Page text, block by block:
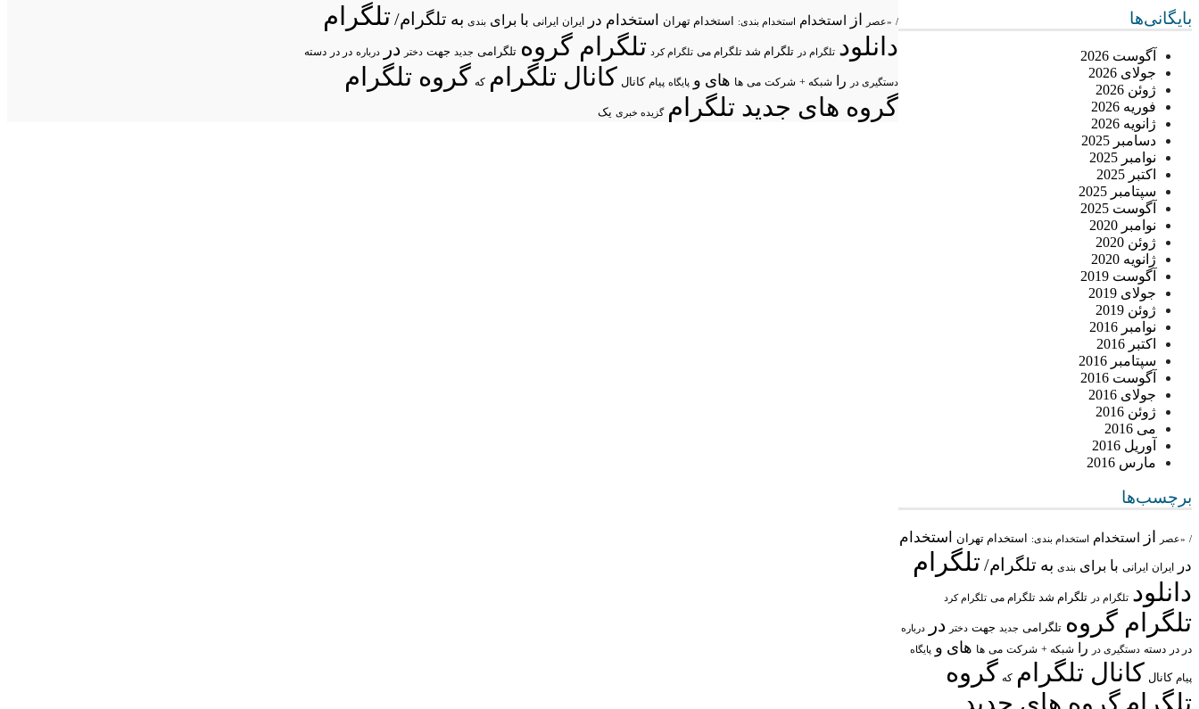
بایگانی‌ها
آگوست 2026
جولای 2026
ژوئن 2026
فوریه 2026
ژانویه 2026
دسامبر 2025
نوامبر 2025
اکتبر 2025
سپتامبر 2025
آگوست 2025
نوامبر 2020
ژوئن 2020
ژانویه 2020
آگوست 2019
جولای 2019
ژوئن 2019
نوامبر 2016
اکتبر 2016
سپتامبر 2016
آگوست 2016
جولای 2016
ژوئن 2016
می 2016
آوریل 2016
مارس 2016
برچسب‌ها
/ «عصر از استخدام استخدام بندی: استخدام تهران
استخدام
در
ایران ایرانی با برای بندی به تلگرام/ تلگرام
دانلود تلگرام در تلگرام شد تلگرام می تلگرام کرد
تلگرام گروه تلگرامی جدید جهت دختر در درباره
در در دسته دستگیری در را شبکه + شرکت می ها های و پایگاه
پیام کانال کانال تلگرام که گروه
تلگرام گروه های جدید
/ «عصر از استخدام استخدام بندی: استخدام تهران استخدام در ایران ایرانی با برای بندی به تلگرام/ تلگرام
دانلود تلگرام در تلگرام شد تلگرام می تلگرام کرد تلگرام گروه تلگرامی جدید جهت دختر در درباره در در دسته
دستگیری در را شبکه + شرکت می ها های و پایگاه پیام کانال کانال تلگرام که گروه تلگرام
گروه های جدید تلگرام گزیده خبری یک